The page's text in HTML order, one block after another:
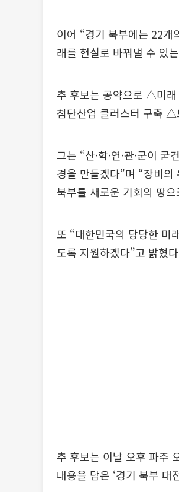
이어 “경기 북부에는 22개
래를 현실로 바꿔낼 수 있
추 후보는 공약으로 △미
첨단산업 클러스터 구축 △
그는 “산·학·연·관·군이
경을 만들겠다”며 “장비
북부를 새로운 기회의 땅
또 “대한민국의 당당한 미
도록 지원하겠다”고 밝혔
추 후보는 이날 오후 파주
내용을 담은 ‘경기 북부 대